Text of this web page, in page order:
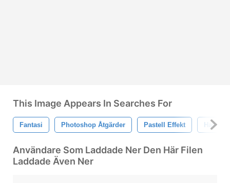
This Image Appears In Searches For
Fantasi Photoshop Åtgärder Pastell Effekt
Användare Som Laddade Ner Den Här Filen
Laddade Även Ner